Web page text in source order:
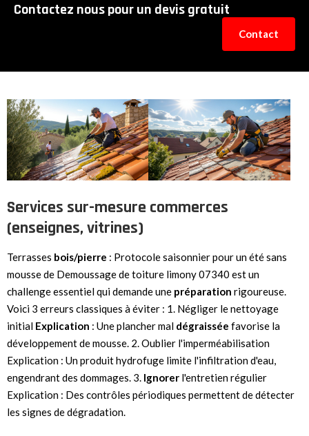
Contactez nous pour un devis gratuit
Contact
Services sur-mesure commerces
(enseignes, vitrines)
Terrasses bois/pierre : Protocole saisonnier pour un été sans
mousse de Demoussage de toiture limony 07340 est un
challenge essentiel qui demande une préparation rigoureuse.
Voici 3 erreurs classiques à éviter : 1. Négliger le nettoyage
initial Explication : Une plancher mal dégraissée favorise la
développement de mousse. 2. Oublier l'imperméabilisation
Explication : Un produit hydrofuge limite l'infiltration d'eau,
engendrant des dommages. 3. Ignorer l'entretien régulier
Explication : Des contrôles périodiques permettent de détecter
les signes de dégradation.